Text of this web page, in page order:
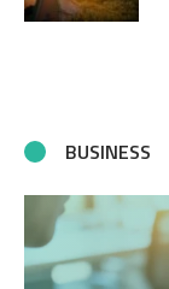
BUSINESS